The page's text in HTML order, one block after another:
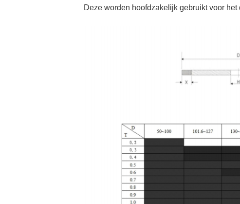
Deze worden hoofdzakelijk gebruikt voor